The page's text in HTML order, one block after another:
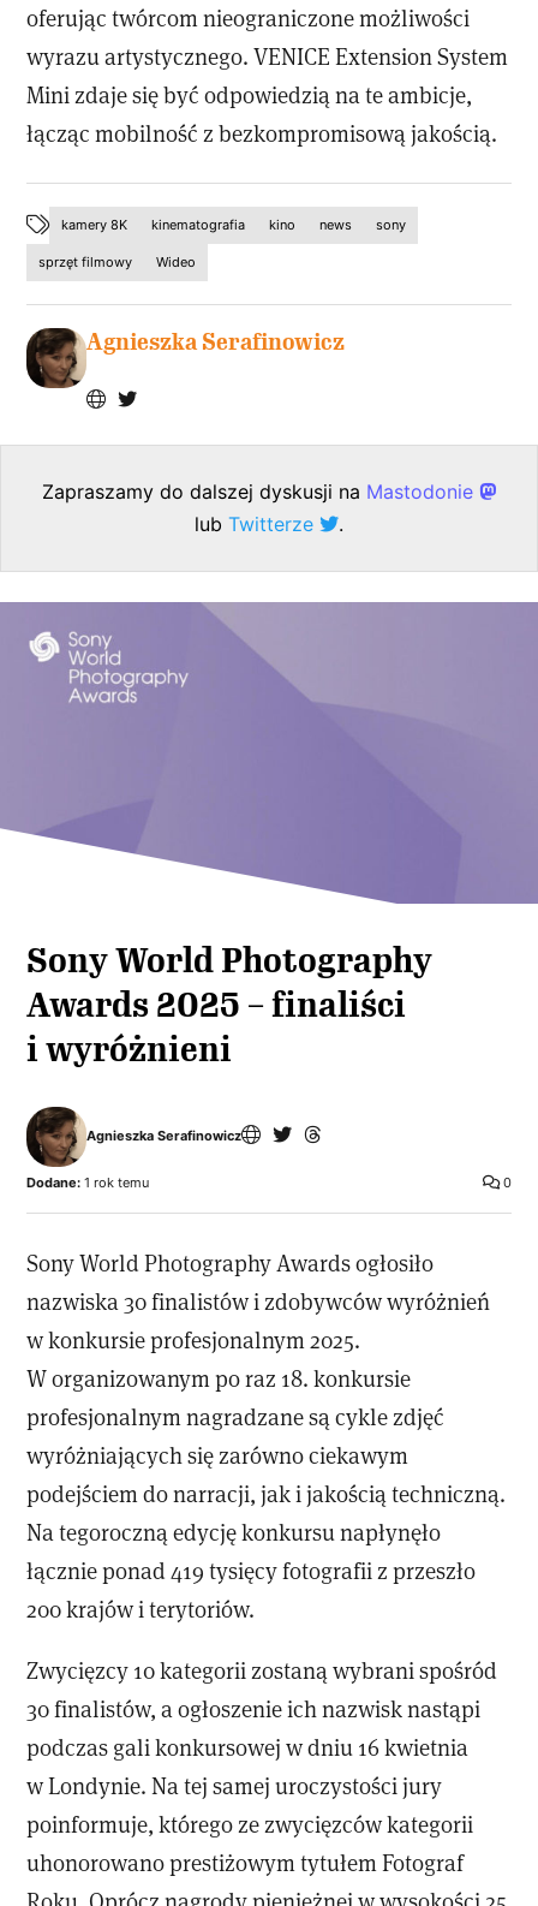
oferując twórcom nieograniczone możliwości
wyrazu artystycznego. VENICE Extension System
Mini zdaje się być odpowiedzią na te ambicje,
łącząc mobilność z bezkompromisową jakością.
kamery 8K kinematografia kino news sony
sprzęt filmowy Wideo
Agnieszka Serafinowicz
Zapraszamy do dalszej dyskusji na Mastodonie
lub Twitterze .
Sony World Photography
Awards 2025 – finaliści
i wyróżnieni
Agnieszka Serafinowicz
0
Dodane: 1 rok temu
Sony World Photography Awards ogłosiło
nazwiska 30 finalistów i zdobywców wyróżnień
w konkursie profesjonalnym 2025.
W organizowanym po raz 18. konkursie
profesjonalnym nagradzane są cykle zdjęć
wyróżniających się zarówno ciekawym
podejściem do narracji, jak i jakością techniczną.
Na tegoroczną edycję konkursu napłynęło
łącznie ponad 419 tysięcy fotografii z przeszło
200 krajów i terytoriów.
Zwycięzcy 10 kategorii zostaną wybrani spośród
30 finalistów, a ogłoszenie ich nazwisk nastąpi
podczas gali konkursowej w dniu 16 kwietnia
w Londynie. Na tej samej uroczystości jury
poinformuje, którego ze zwycięzców kategorii
uhonorowano prestiżowym tytułem Fotograf